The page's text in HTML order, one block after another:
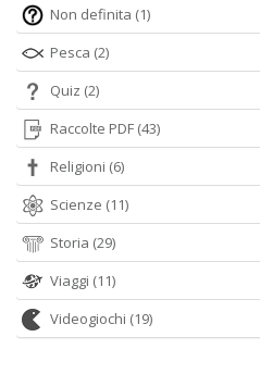
Non definita (1)
Pesca (2)
Quiz (2)
Raccolte PDF (43)
Religioni (6)
Scienze (11)
Storia (29)
Viaggi (11)
Videogiochi (19)